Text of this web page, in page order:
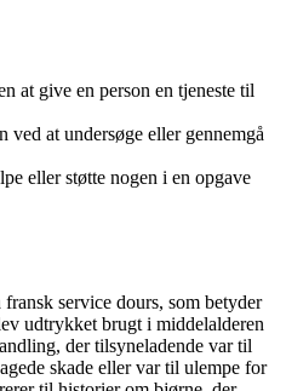
at give en person en tjeneste til
ved at undersøge eller gennemgå
eller støtte nogen i en opgave
service dours, som betyder
udtrykket brugt i middelalderen
der tilsyneladende var til
skade eller var til ulempe for